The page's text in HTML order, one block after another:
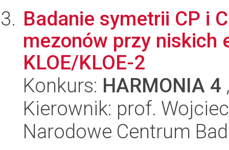
Badanie symetrii CP i
mezonów przy niskich
KLOE/KLOE-2
Konkurs: HARMONIA 4
Kierownik: prof.
Narodowe Centrum